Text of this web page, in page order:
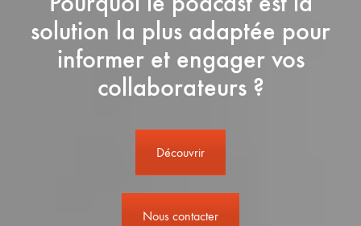
solution la plus adaptée pour
informer et engager vos
collaborateurs ?
Découvrir
Nous contacter